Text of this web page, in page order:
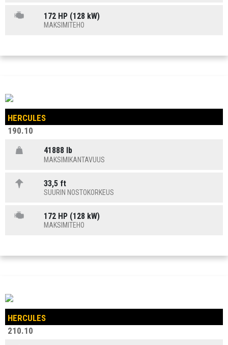
172 HP (128 kW)
MAKSIMITEHO
HERCULES
190.10
41888 lb
MAKSIMIKANTAVUUS
33,5 ft
SUURIN NOSTOKORKEUS
172 HP (128 kW)
MAKSIMITEHO
HERCULES
210.10